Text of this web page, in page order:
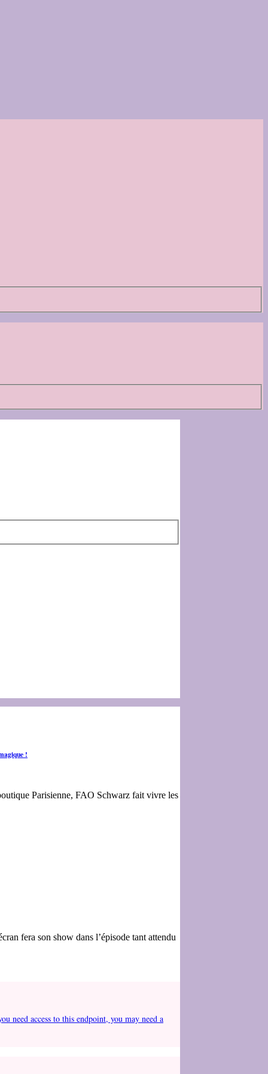
!
Parisienne, FAO Schwarz fait vivre les
fera son show dans l’épisode tant attendu
need access to this endpoint, you may need a